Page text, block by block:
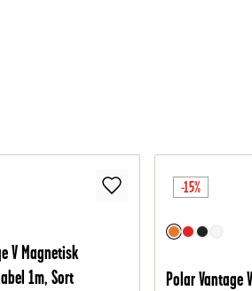
V Magnetisk
1m, Sort
-15%
Polar Vantage